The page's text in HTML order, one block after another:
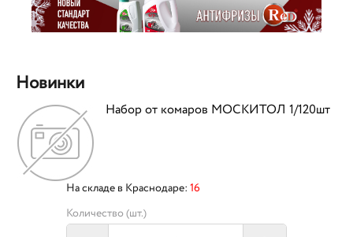
Новинки
Набор от комаров МОСКИТОЛ 1/120шт
На складе в Краснодаре: 16
Количество (шт.)